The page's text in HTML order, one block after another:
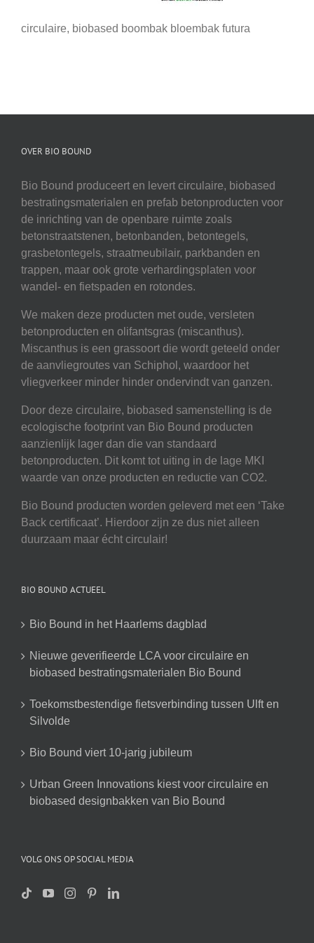
circulaire, biobased boombak bloembak futura
OVER BIO BOUND
Bio Bound produceert en levert circulaire, biobased
bestratingsmaterialen en prefab betonproducten voor
de inrichting van de openbare ruimte zoals
betonstraatstenen, betonbanden, betontegels,
grasbetontegels, straatmeubilair, parkbanden en
trappen, maar ook grote verhardingsplaten voor
wandel- en fietspaden en rotondes.
We maken deze producten met oude, versleten
betonproducten en olifantsgras (miscanthus).
Miscanthus is een grassoort die wordt geteeld onder
de aanvliegroutes van Schiphol, waardoor het
vliegverkeer minder hinder ondervindt van ganzen.
Door deze circulaire, biobased samenstelling is de
ecologische footprint van Bio Bound producten
aanzienlijk lager dan die van standaard
betonproducten. Dit komt tot uiting in de lage MKI
waarde van onze producten en reductie van CO2.
Bio Bound producten worden geleverd met een ‘Take
Back certificaat’. Hierdoor zijn ze dus niet alleen
duurzaam maar écht circulair!
BIO BOUND ACTUEEL
Bio Bound in het Haarlems dagblad
Nieuwe geverifieerde LCA voor circulaire en
biobased bestratingsmaterialen Bio Bound
Toekomstbestendige fietsverbinding tussen Ulft en
Silvolde
Bio Bound viert 10-jarig jubileum
Urban Green Innovations kiest voor circulaire en
biobased designbakken van Bio Bound
VOLG ONS OP SOCIAL MEDIA